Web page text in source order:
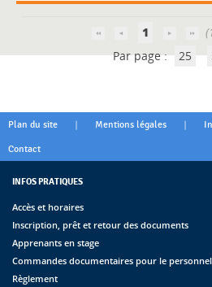
1
Par page : 25
Plan du site | Mentions légales |
Contact
INFOS PRATIQUES
Accès et horaires
Inscription, prêt et retour des documents
Apprenants en stage
Commandes documentaires pour le personnel
Règlement